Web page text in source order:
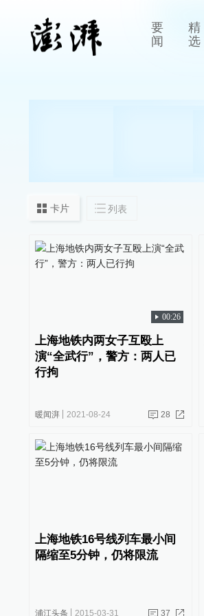
要
闻
精
选
卡片 列表
00:26
上海地铁内两女子互殴上
演“全武行”，警方：两人已
行拘
暖闻湃 2021-08-24 28
上海地铁16号线列车最小间
隔缩至5分钟，仍将限流
浦江头条 2015-03-31 37